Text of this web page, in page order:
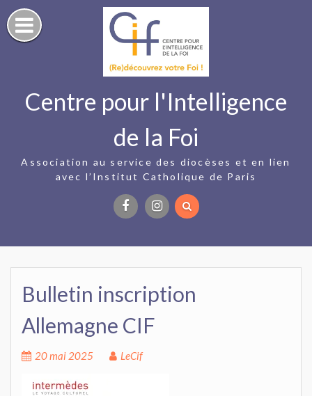
Skip
to
content
Centre pour l'Intelligence
de la Foi
Association au service des diocèses et en lien
avec l’Institut Catholique de Paris
Bulletin inscription
Allemagne CIF
20 mai 2025 LeCif